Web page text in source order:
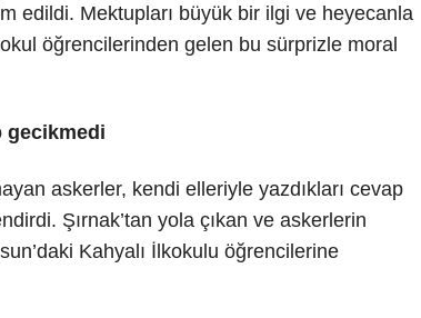
edildi. Mektupları büyük bir ilgi ve heyecanla
öğrencilerinden gelen bu sürprizle moral
gecikmedi
askerler, kendi elleriyle yazdıkları cevap
Şırnak’tan yola çıkan ve askerlerin
Kahyalı İlkokulu öğrencilerine